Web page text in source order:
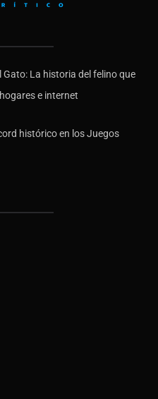
Gato: La historia del felino que
e internet
histórico en los Juegos